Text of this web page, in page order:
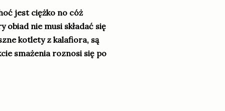
jest ciężko no cóż
obiad nie musi składać się
kotlety z kalafiora, są
smażenia roznosi się po